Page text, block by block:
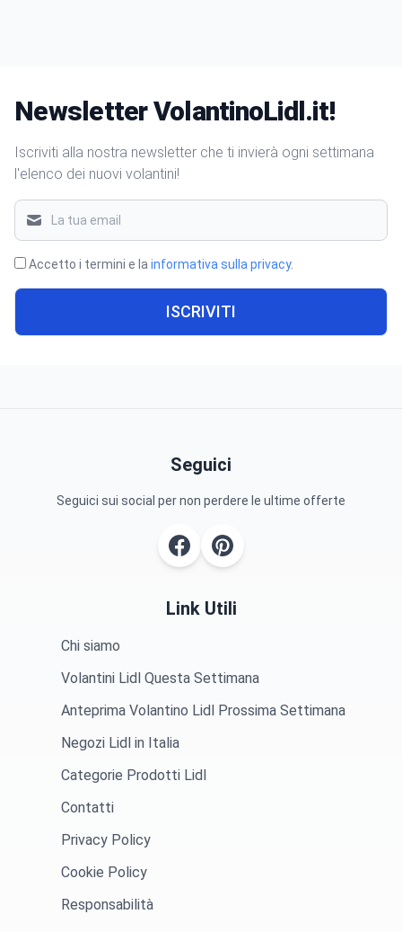
Newsletter VolantinoLidl.it!
Iscriviti alla nostra newsletter che ti invierà ogni settimana
l'elenco dei nuovi volantini!
Accetto i termini e la informativa sulla privacy.
ISCRIVITI
Seguici
Seguici sui social per non perdere le ultime offerte
Link Utili
Chi siamo
Volantini Lidl Questa Settimana
Anteprima Volantino Lidl Prossima Settimana
Negozi Lidl in Italia
Categorie Prodotti Lidl
Contatti
Privacy Policy
Cookie Policy
Responsabilità